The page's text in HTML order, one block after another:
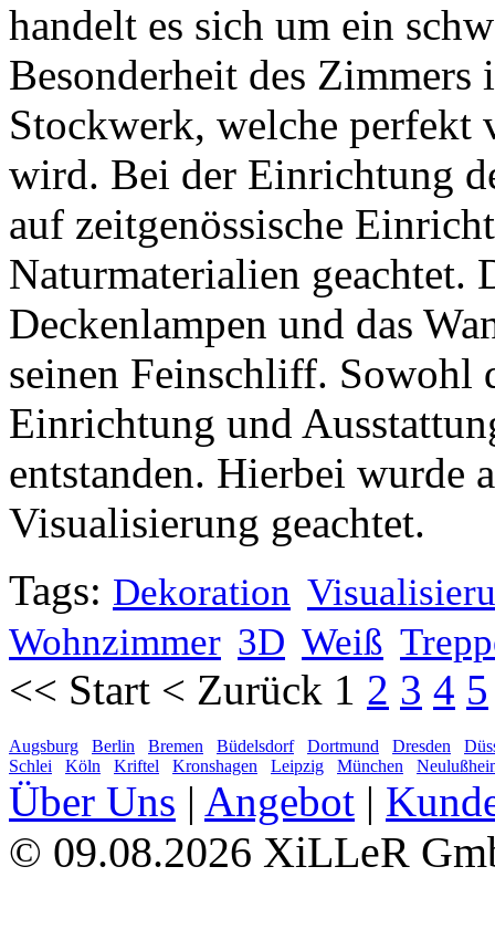
handelt es sich um ein
Besonderheit des Zimmers
Stockwerk, welche perfekt
wird. Bei der Einrichtung
auf zeitgenössische
Naturmaterialien geachtet.
Deckenlampen und das
seinen Feinschliff. Sowohl
Einrichtung und
entstanden. Hierbei wurde
Visualisierung geachtet.
Tags: Dekoration
Wohnzimmer 3D Weiß
<< Start < Zurück 1 2 3 4 5
Augsburg Berlin Bremen Büdelsdorf Dortmund Dresden
Schlei
Köln Kriftel Kronshagen Leipzig München
Über Uns | Angebot |
© 09.08.2026 XiLLeR